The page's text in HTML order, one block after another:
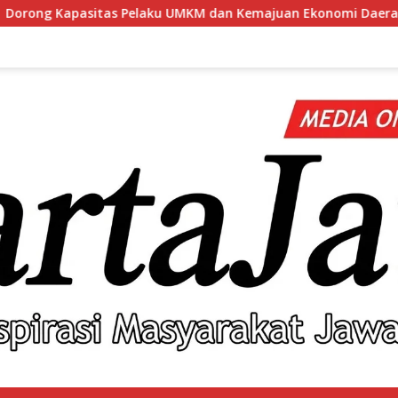
Kemajuan Ekonomi Daerah, BRI Branch Office Pare